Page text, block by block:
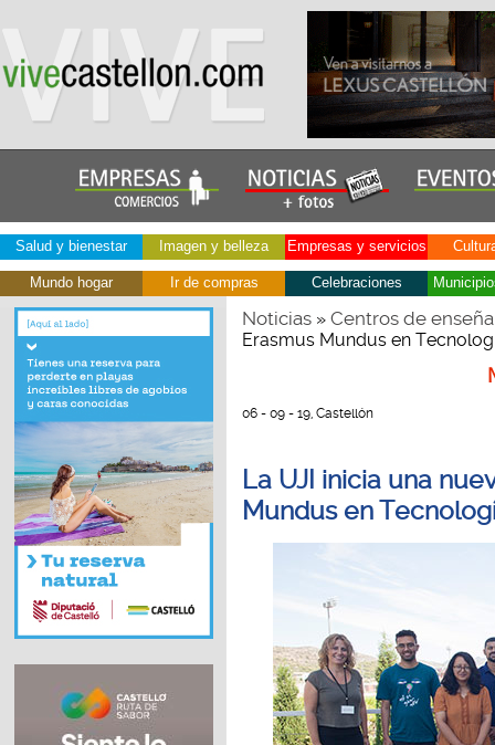
Salud y bienestar Imagen y belleza Empresas y servicios
Mundo hogar Ir de compras Celebraciones
Noticias» Centros de
Erasmus Mundus en
06 - 09 - 19, Castellón
La UJI inicia una
Mundus en